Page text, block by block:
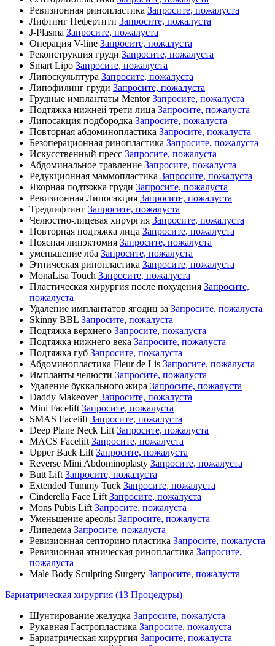
Ревизионная ринопластика Запросите, пожалуста
Лифтинг Нефертити Запросите, пожалуста
J-Plasma Запросите, пожалуста
Операция V-line Запросите, пожалуста
Реконструкция груди Запросите, пожалуста
Smart Lipo Запросите, пожалуста
Липоскульптура Запросите, пожалуста
Липофилинг груди Запросите, пожалуста
Грудные имплантаты Mentor Запросите, пожалуста
Подтяжка нижней трети лица Запросите, пожалуста
Липосакция подбородка Запросите, пожалуста
Повторная абдоминопластика Запросите, пожалуста
Безоперационная ринопластика Запросите, пожалуста
Искусственный пресс Запросите, пожалуста
Абдоминальное травление Запросите, пожалуста
Редукционная маммопластика Запросите, пожалуста
Якорная подтяжка груди Запросите, пожалуста
Ревизионная Липосакция Запросите, пожалуста
Тредлифтинг Запросите, пожалуста
Челюстно-лицевая хирургия Запросите, пожалуста
Повторная подтяжка лица Запросите, пожалуста
Поясная липэктомия Запросите, пожалуста
уменьшение лба Запросите, пожалуста
Этническая ринопластика Запросите, пожалуста
MonaLisa Touch Запросите, пожалуста
Пластическая хирургия после похудения Запросите,
пожалуста
Удаление имплантатов ягодиц за Запросите, пожалуста
Skinny BBL Запросите, пожалуста
Подтяжка верхнего Запросите, пожалуста
Подтяжка нижнего века Запросите, пожалуста
Подтяжка губ Запросите, пожалуста
Абдоминопластика Fleur de Lis Запросите, пожалуста
Импланты челюсти Запросите, пожалуста
Удаление буккального жира Запросите, пожалуста
Daddy Makeover Запросите, пожалуста
Mini Facelift Запросите, пожалуста
SMAS Facelift Запросите, пожалуста
Deep Plane Neck Lift Запросите, пожалуста
MACS Facelift Запросите, пожалуста
Upper Back Lift Запросите, пожалуста
Reverse Mini Abdominoplasty Запросите, пожалуста
Butt Lift Запросите, пожалуста
Extended Tummy Tuck Запросите, пожалуста
Cinderella Face Lift Запросите, пожалуста
Mons Pubis Lift Запросите, пожалуста
Уменьшение ареолы Запросите, пожалуста
Липедема Запросите, пожалуста
Ревизионная септорино пластика Запросите, пожалуста
Ревизионная этническая ринопластика Запросите,
пожалуста
Male Body Sculpting Surgery Запросите, пожалуста
Бариатрическая хирургия (13 Процедуры)
Шунтирование желудка Запросите, пожалуста
Рукавная Гастропластика Запросите, пожалуста
Бариатрическая хирургия Запросите, пожалуста